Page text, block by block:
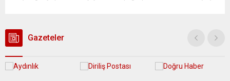
özellikle hızlı hücumlarla etkili olmaya...
Gazeteler